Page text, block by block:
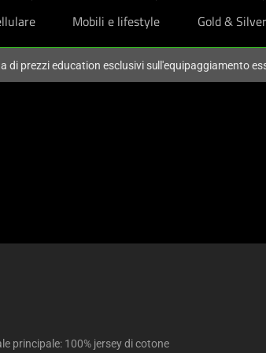
Mobili e lifestyle Gold & Silver
di prezzi education esclusivi sull'equipaggiamento
principale: 100% jersey di cotone